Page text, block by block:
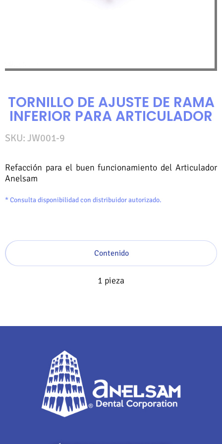
TORNILLO DE AJUSTE DE RAMA
INFERIOR PARA ARTICULADOR
SKU: JW001-9
Refacción para el buen funcionamiento del Articulador
Anelsam
* Consulta disponibilidad con distribuidor autorizado.
Contenido
1 pieza